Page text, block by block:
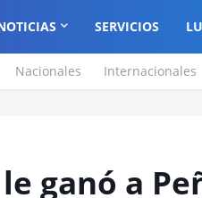
SERVICIOS
Nacionales Internacionales
ganó a